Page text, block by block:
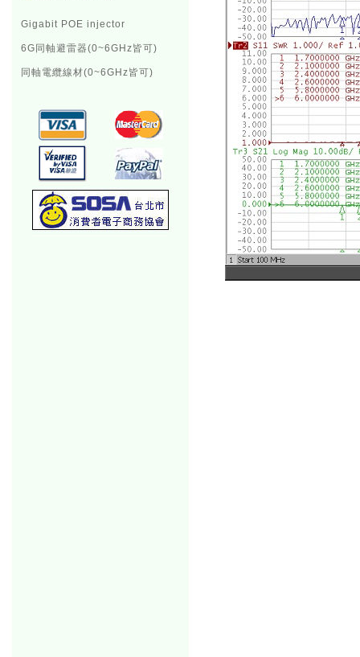
Gigabit POE injector
6G同軸避雷器(0~6GHz皆可)
同軸電纜線材(0~6GHz皆可)